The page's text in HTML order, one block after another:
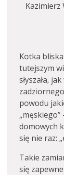
Kazimierz
Kotka
tutejszym
słyszała,
powodu
domowych
się nie raz:
Takie
się